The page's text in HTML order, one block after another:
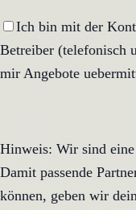
Ich bin mit der
Betreiber (telefonisch
mir Angebote
Hinweis: Wir sind
Damit passende
können, geben wir